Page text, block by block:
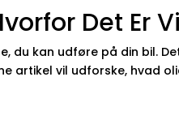
Det Er
du kan udføre på din bil.
artikel vil udforske, hvad